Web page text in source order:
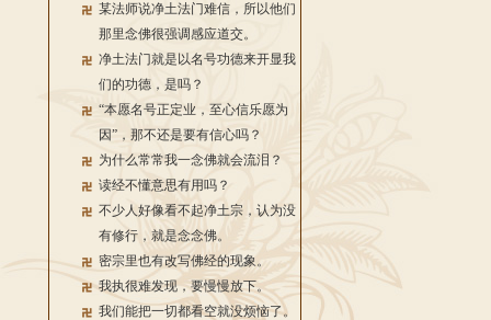
某法师说净土法门难信，所以他们
那里念佛很强调感应道交。
净土法门就是以名号功德来开显我
们的功德，是吗？
“本愿名号正定业，至心信乐愿为
因”，那不还是要有信心吗？
为什么常常我一念佛就会流泪？
读经不懂意思有用吗？
不少人好像看不起净土宗，认为没
有修行，就是念念佛。
密宗里也有改写佛经的现象。
我执很难发现，要慢慢放下。
我们能把一切都看空就没烦恼了。